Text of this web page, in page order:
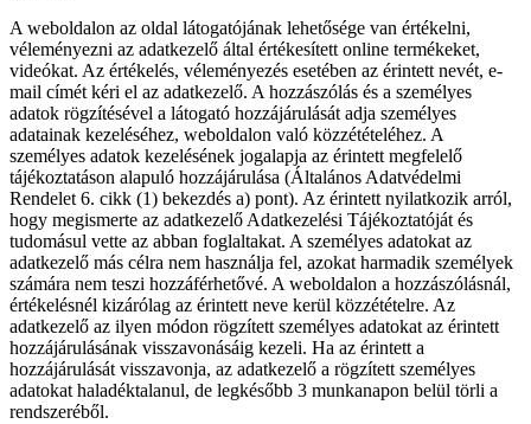
A weboldalon az oldal látogatójának lehetősége van értékelni,
véleményezni az adatkezelő által értékesített online termékeket,
videókat. Az értékelés, véleményezés esetében az érintett nevét, e-
mail címét kéri el az adatkezelő. A hozzászólás és a személyes
adatok rögzítésével a látogató hozzájárulását adja személyes
adatainak kezeléséhez, weboldalon való közzétételéhez. A
személyes adatok kezelésének jogalapja az érintett megfelelő
tájékoztatáson alapuló hozzájárulása (Általános Adatvédelmi
Rendelet 6. cikk (1) bekezdés a) pont). Az érintett nyilatkozik arról,
hogy megismerte az adatkezelő Adatkezelési Tájékoztatóját és
tudomásul vette az abban foglaltakat. A személyes adatokat az
adatkezelő más célra nem használja fel, azokat harmadik személyek
számára nem teszi hozzáférhetővé. A weboldalon a hozzászólásnál,
értékelésnél kizárólag az érintett neve kerül közzétételre. Az
adatkezelő az ilyen módon rögzített személyes adatokat az érintett
hozzájárulásának visszavonásáig kezeli. Ha az érintett a
hozzájárulását visszavonja, az adatkezelő a rögzített személyes
adatokat haladéktalanul, de legkésőbb 3 munkanapon belül törli a
rendszeréből.